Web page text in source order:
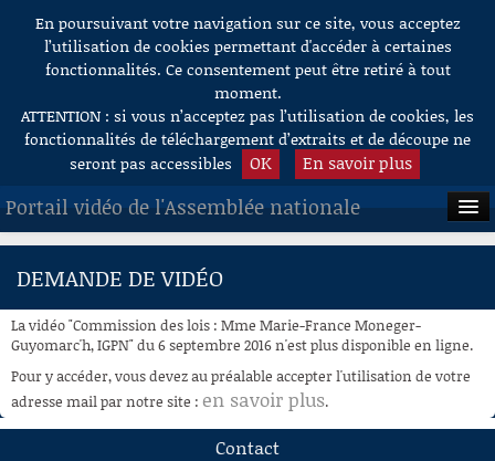
Aller au contenu
En poursuivant votre navigation sur ce site, vous acceptez
l’utilisation de cookies permettant d'accéder à certaines
fonctionnalités. Ce consentement peut être retiré à tout
moment.
ATTENTION : si vous n’acceptez pas l’utilisation de cookies, les
fonctionnalités de téléchargement d’extraits et de découpe ne
seront pas accessibles
OK En savoir plus
Portail vidéo de l'Assemblée nationale
ACCUEIL
À LA DEMANDE
RECHERCHE
AIDE À LA DÉCOUPE
DEMANDE DE VIDÉO
La vidéo "Commission des lois : Mme Marie-France Moneger-
Guyomarc'h, IGPN" du 6 septembre 2016 n'est plus disponible en ligne.
Pour y accéder, vous devez au préalable accepter l'utilisation de votre
adresse mail par notre site : en savoir plus.
Contact